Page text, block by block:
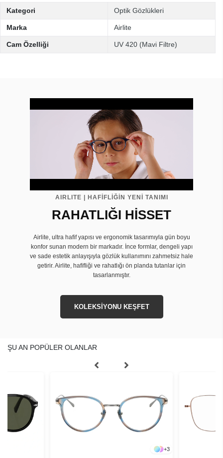
Kategori Optik Gözlükleri
Marka Airlite
Cam Özelliği UV 420 (Mavi Filtre)
AIRLITE | HAFİFLİĞİN YENİ TANIMI
RAHATLIĞI HİSSET
Airlite, ultra hafif yapısı ve ergonomik tasarımıyla gün boyu
konfor sunan modern bir markadır. İnce formlar, dengeli yapı
ve sade estetik anlayışıyla gözlük kullanımını zahmetsiz hale
getirir. Airlite, hafifliği ve rahatlığı ön planda tutanlar için
tasarlanmıştır.
KOLEKSİYONU KEŞFET
ŞU AN POPÜLER OLANLAR
+3